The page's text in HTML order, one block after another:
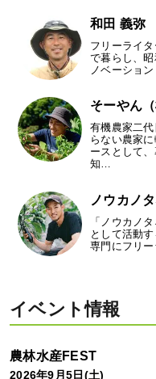
和田 義弥
フリーライ
で暮らし、
ノベーショ
そーやん（
有機農家二
らない農家
ースとして
知…
ノウカノ
「ノウカノ
として活動
専門にフリ
イベント情報
農林水産FEST
2026年9月5日(土)